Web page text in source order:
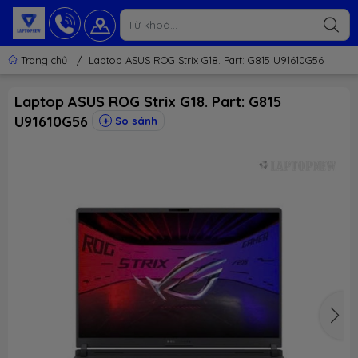
Trang chủ / Laptop ASUS ROG Strix G18. Part: G815 U91610G56
Laptop ASUS ROG Strix G18. Part: G815
U91610G56
So sánh